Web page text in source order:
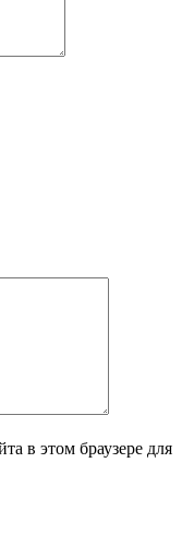
в этом браузере для